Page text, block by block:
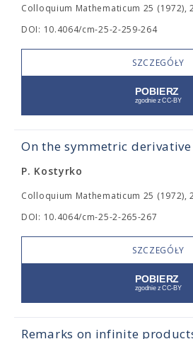
Colloquium Mathematicum 25 (1972),
DOI: 10.4064/cm-25-2-259-264
SZCZEGÓŁY
On the symmetric derivative
P. Kostyrko
Colloquium Mathematicum 25 (1972),
DOI: 10.4064/cm-25-2-265-267
SZCZEGÓŁY
Remarks on infinite